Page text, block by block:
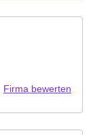
Firma bewerten